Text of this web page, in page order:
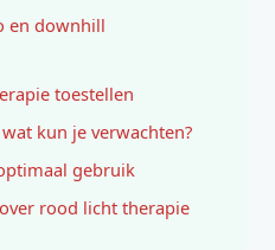
en downhill
toestellen
kun je verwachten?
gebruik
rood licht therapie